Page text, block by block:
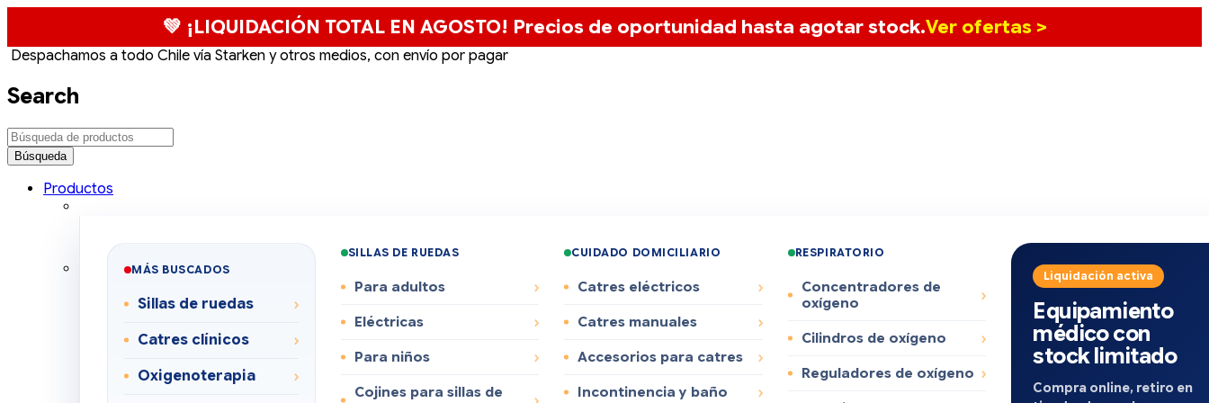
💚 ¡LIQUIDACIÓN TOTAL EN AGOSTO! Precios de oportunidad hasta agotar stock.Ver ofertas >
Despachamos a todo Chile vía Starken y otros medios, con envío por pagar
Search
Productos
MÁS BUSCADOS
Sillas de ruedas
Catres clínicos
Oxigenoterapia
SILLAS DE RUEDAS
Para adultos
Eléctricas
Para niños
Cojines para sillas de
CUIDADO DOMICILIARIO
Catres eléctricos
Catres manuales
Accesorios para catres
Incontinencia y baño
RESPIRATORIO
Concentradores de
oxígeno
Cilindros de oxígeno
Reguladores de oxígeno
Liquidación activa
Equipamiento
médico con
stock limitado
Compra online, retiro en